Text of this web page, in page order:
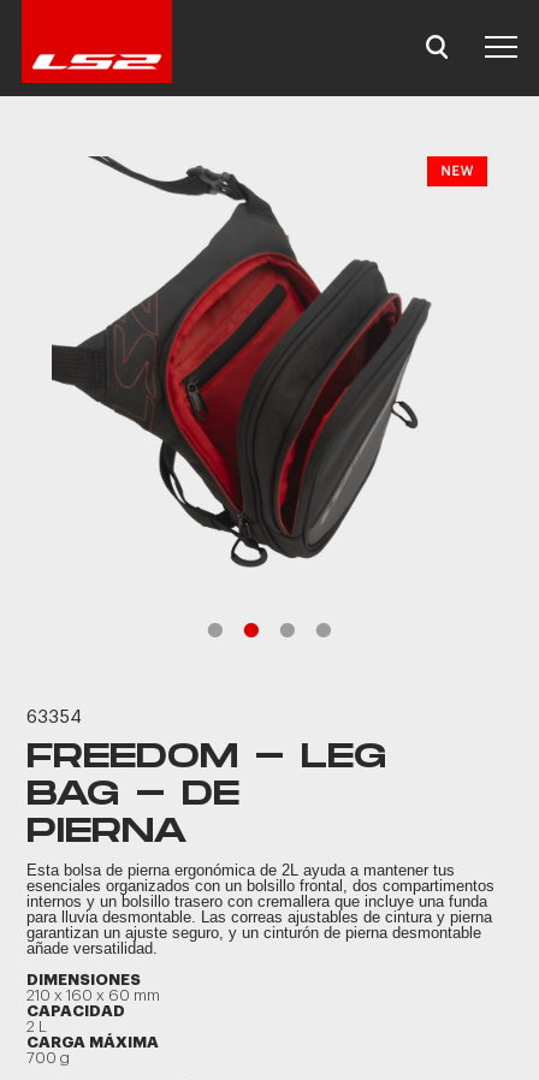
63354
FREEDOM - LEG
BAG - DE
PIERNA
Esta bolsa de pierna ergonómica de 2L ayuda a mantener tus
esenciales organizados con un bolsillo frontal, dos compartimentos
internos y un bolsillo trasero con cremallera que incluye una funda
para lluvia desmontable. Las correas ajustables de cintura y pierna
garantizan un ajuste seguro, y un cinturón de pierna desmontable
añade versatilidad.
DIMENSIONES
210 x 160 x 60 mm
CAPACIDAD
2 L
CARGA MÁXIMA
700 g